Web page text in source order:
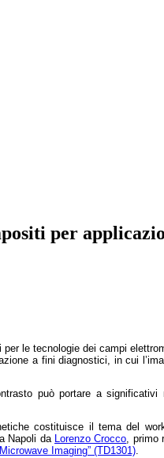
per
le tecnologie dei campi
a fini diagnostici, in cui
può portare a
costituisce il tema del
Napoli da Lorenzo Crocco, primo
Imaging” (TD1301).